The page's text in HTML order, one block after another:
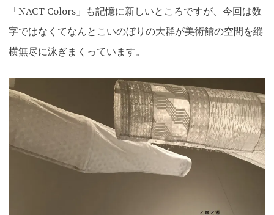
「NACT Colors」も記憶に新しいところですが、今回は数
字ではなくてなんとこいのぼりの大群が美術館の空間を縦
横無尽に泳ぎまくっています。